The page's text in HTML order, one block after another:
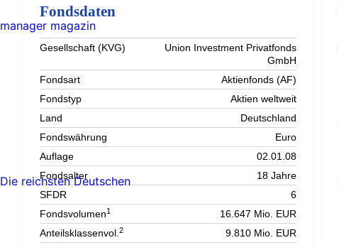
Fondsdaten
Gesellschaft (KVG)
Union Investment Privatfonds
GmbH
Fondsart
Aktienfonds (AF)
Fondstyp
Aktien weltweit
Land
Deutschland
Fondswährung
Euro
Auflage
02.01.08
Fondsalter
18 Jahre
SFDR
6
Fondsvolumen1
16.647 Mio. EUR
Anteilsklassenvol.2
9.810 Mio. EUR
manager magazin
Die reichsten Deutschen